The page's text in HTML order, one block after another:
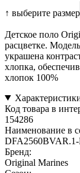
↑ выберите размер
Детское поло
расцветке.
украшена
хлопка,
хлопок 100%
Код товара в
154286
Наименование в
DFA2560BVAR.1-
Бренд:
Original Marines